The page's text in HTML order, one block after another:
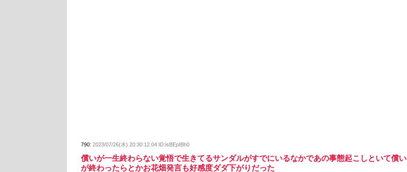
790: 2023/07/26(水) 20:30:12.04 ID:isBEpIBh0
償いが一生終わらない覚悟で生きてるサンダルがすでにいるなかであの事態起こしといて償い
が終わったらとかお花畑発言も好感度ダダ下がりだった